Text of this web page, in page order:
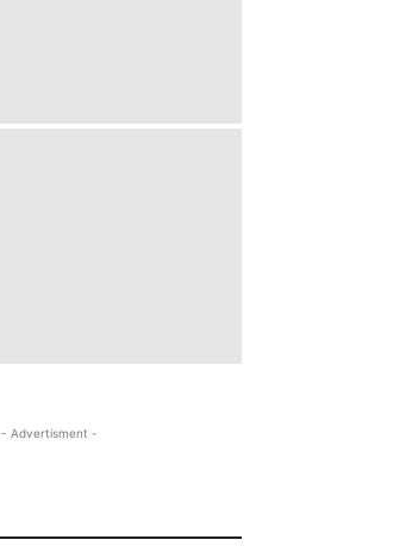
- Advertisment -